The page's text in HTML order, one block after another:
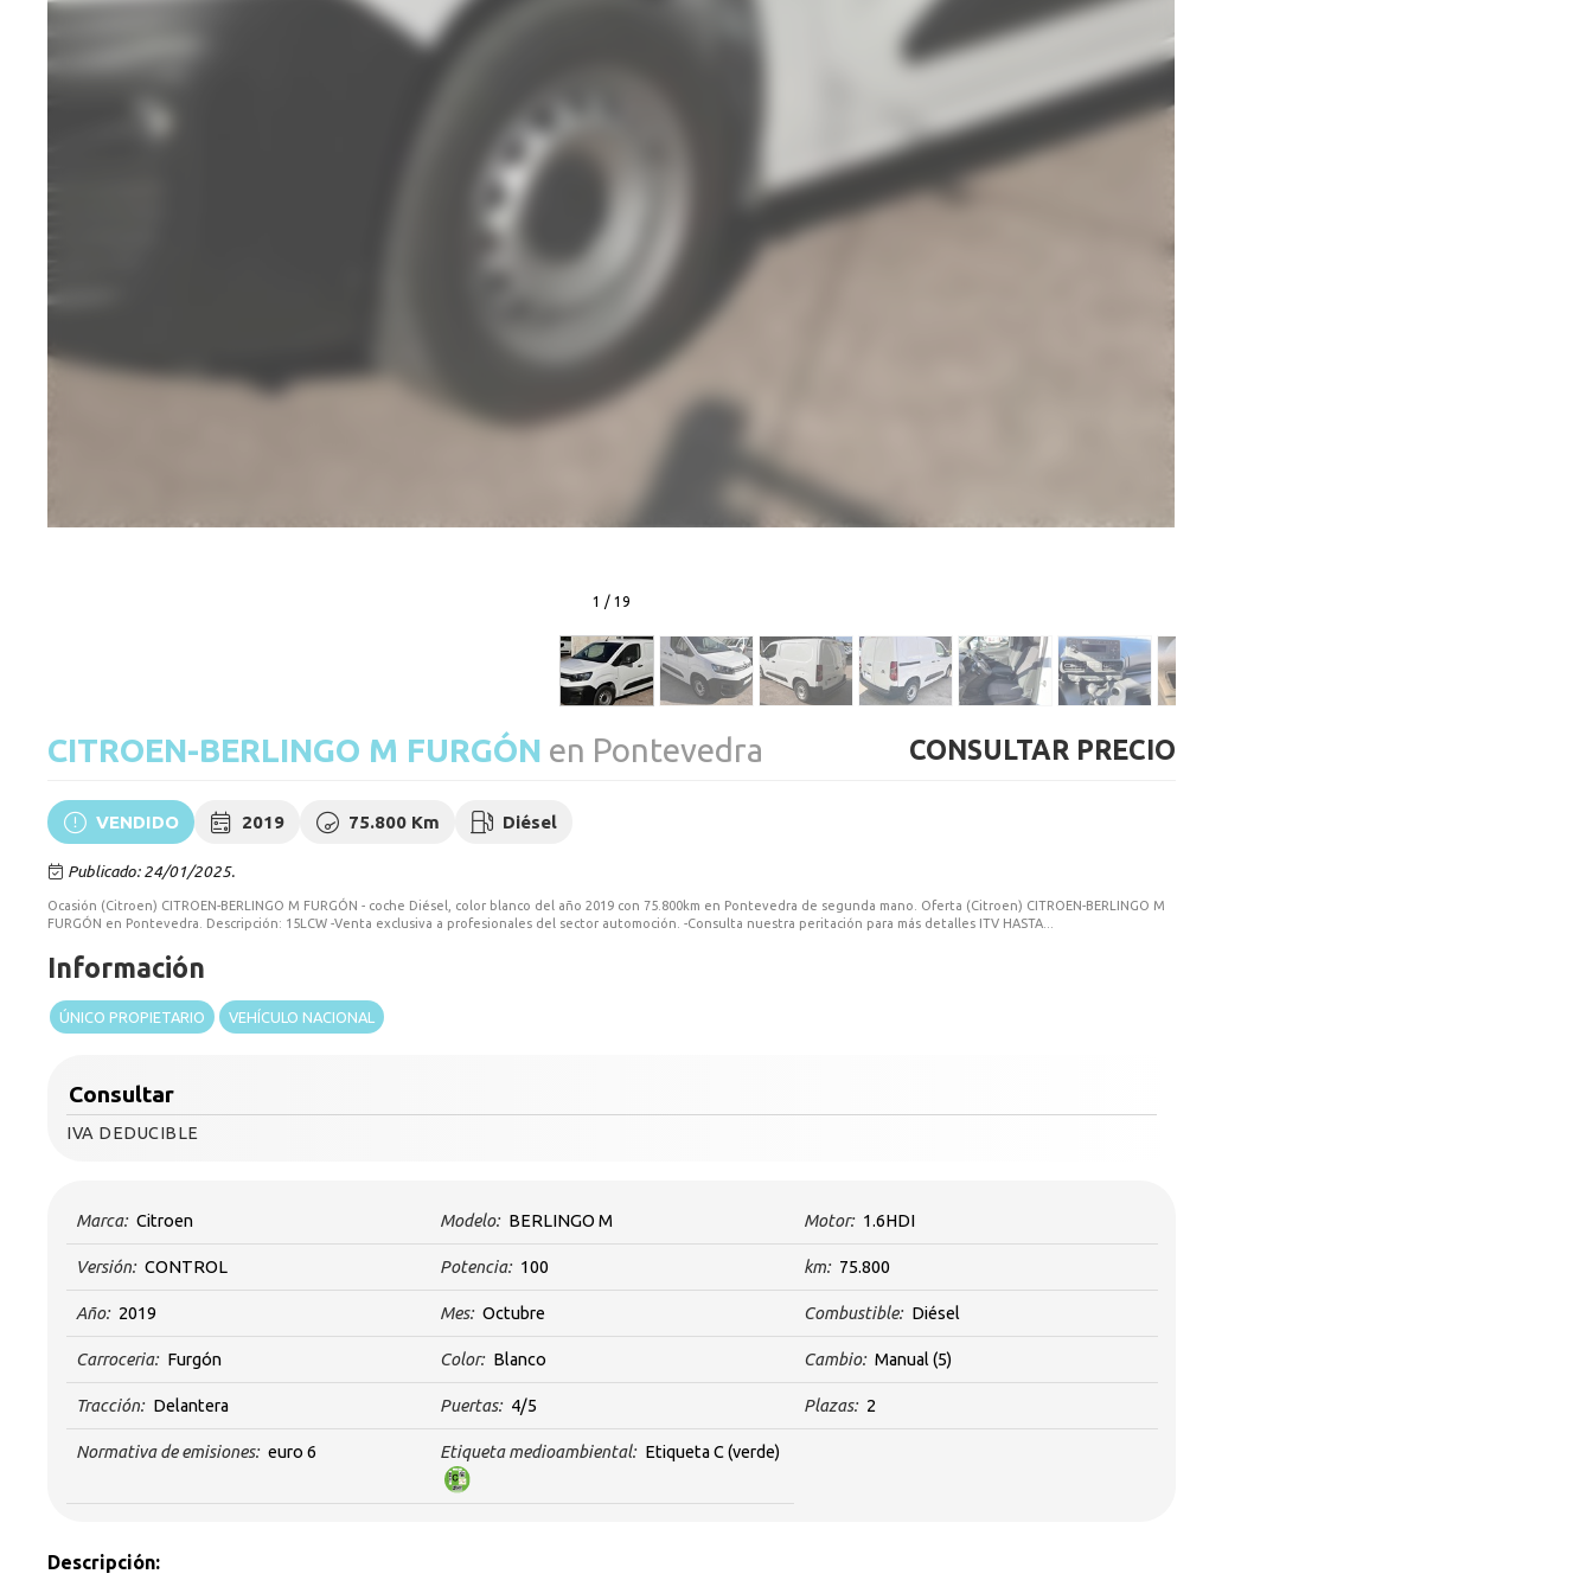
1 / 19
CITROEN-BERLINGO M FURGÓN en Pontevedra CONSULTAR PRECIO
VENDIDO 2019 75.800 Km Diésel
Publicado: 24/01/2025.
Ocasión (Citroen) CITROEN-BERLINGO M FURGÓN - coche Diésel, color blanco del año 2019 con 75.800km en Pontevedra de segunda mano. Oferta (Citroen) CITROEN-BERLINGO M
FURGÓN en Pontevedra. Descripción: 15LCW -Venta exclusiva a profesionales del sector automoción. -Consulta nuestra peritación para más detalles ITV HASTA...
Información
ÚNICO PROPIETARIO VEHÍCULO NACIONAL
Consultar
IVA DEDUCIBLE
Marca: Citroen Modelo: BERLINGO M Motor: 1.6HDI
Versión: CONTROL Potencia: 100 km: 75.800
Año: 2019 Mes: Octubre Combustible: Diésel
Carroceria: Furgón Color: Blanco Cambio: Manual (5)
Tracción: Delantera Puertas: 4/5 Plazas: 2
Normativa de emisiones: euro 6 Etiqueta medioambiental: Etiqueta C (verde)
Descripción: